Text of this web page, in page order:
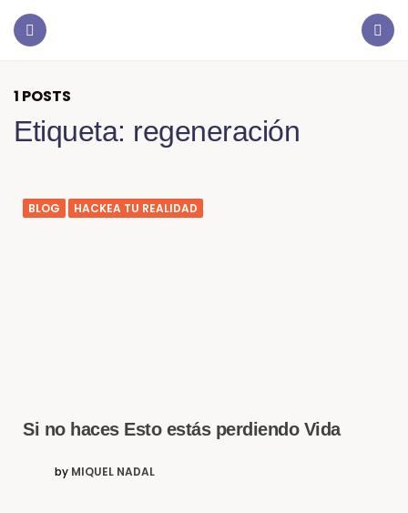
1 POSTS
Etiqueta: regeneración
BLOG HACKEA TU REALIDAD
Si no haces Esto estás perdiendo Vida
by MIQUEL NADAL